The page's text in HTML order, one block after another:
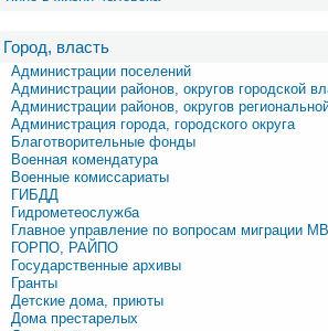
Город, власть
Администрации поселений
Администрации районов, округов городской
Администрации районов, округов
Администрация города, городского округа
Благотворительные фонды
Военная комендатура
Военные комиссариаты
ГИБДД
Гидрометеослужба
Главное управление по вопросам миграции
ГОРПО, РАЙПО
Государственные архивы
Гранты
Детские дома, приюты
Дома престарелых